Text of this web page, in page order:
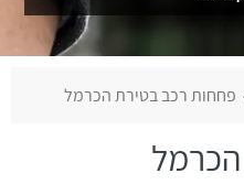
פחחות רכב בטירת הכרמל